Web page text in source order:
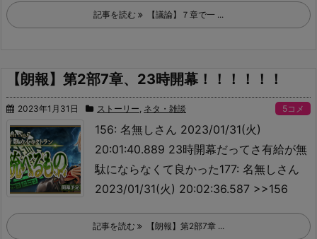
記事を読む 【議論】７章で一 ...
【朗報】第2部7章、23時開幕！！！！！！
2023年1月31日 ストーリー, ネタ・雑談 5コメ
156: 名無しさん 2023/01/31(火)
20:01:40.889 23時開幕だってさ有給が無
駄にならなくて良かった177: 名無しさん
2023/01/31(火) 20:02:36.587 >>156
記事を読む 【朗報】第2部7章 ...